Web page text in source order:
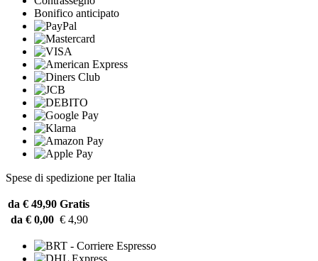
Bonifico anticipato
Spese di spedizione per Italia
da € 49,90 Gratis
da € 0,00 € 4,90